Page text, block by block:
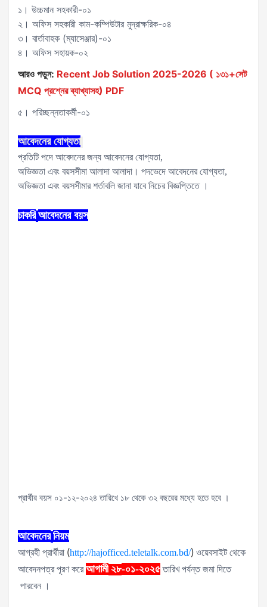
১। উচ্চমান সহকারী-০১
২। অফিস সহকারী কাম-কম্পিউটার মুদ্রাক্ষরিক-০৪
৩। বার্তাবাহক (ম্যাসেঞ্জার)-০১
৪। অফিস সহায়ক-০২
আরও পড়ুন: Recent Job Solution 2025-2026 ( ১৩১+সেট
MCQ প্রশ্নের ব্যাখ্যাসহ) PDF
৫। পরিচ্ছন্নতাকর্মী-০১
আবেদনের যোগ্যতা
প্রতিটি পদে আবেদনের জন্য আবেদনের যোগ্যতা,
অভিজ্ঞতা এবং বয়সসীমা আলাদা আলাদা। পদভেদে আবেদনের যোগ্যতা,
অভিজ্ঞতা এবং বয়সসীমার শর্তাবলি জানা যাবে নিচের বিজ্ঞপ্তিতে ।
চাকরি আবেদনের বয়স
প্রার্থীর বয়স ০১-১২-২০২৪ তারিখে ১৮ থেকে ৩২ বছরের মধ্যে হতে হবে ।
আবেদনের নিয়ম
আগ্রহী প্রার্থীরা (http://hajofficed.teletalk.com.bd/) ওয়েবসাইট থেকে
আবেদনপত্র পূরণ করে আগামী ২৮-০১-২০২৫ তারিখ পর্যন্ত জমা দিতে
পারবেন ।